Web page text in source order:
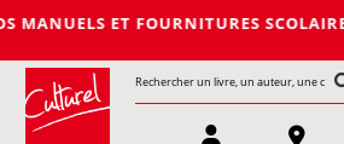
ET FOURNITURES